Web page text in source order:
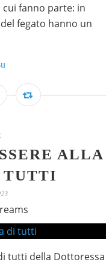
fanno parte: in
fegato hanno un
ALLA
TUTTI
tutti della Dottoressa